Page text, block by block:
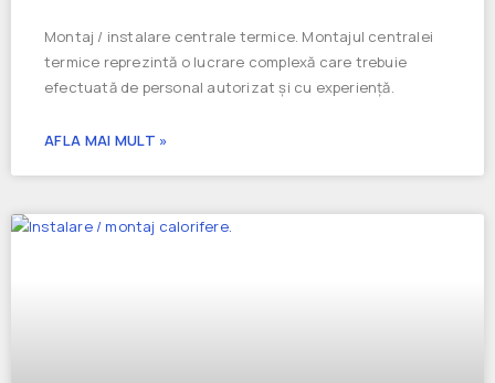
Montaj / instalare centrale termice. Montajul centralei
termice reprezintă o lucrare complexă care trebuie
efectuată de personal autorizat și cu experiență.
AFLA MAI MULT »